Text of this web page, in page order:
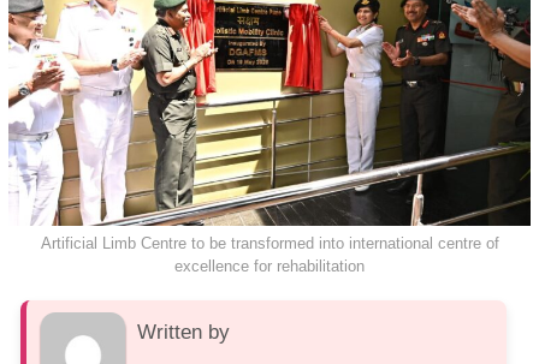
Artificial Limb Centre to be transformed into international centre of
excellence for rehabilitation
Written by